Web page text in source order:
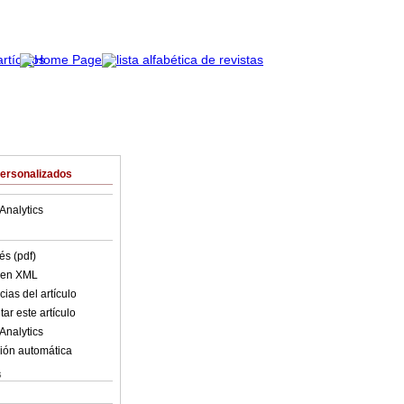
(pdf)
XML
del artículo
este artículo
automática